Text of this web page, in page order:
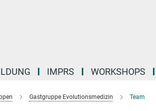
IMPRS WORKSHOPS
Gastgruppe Evolutionsmedizin Team